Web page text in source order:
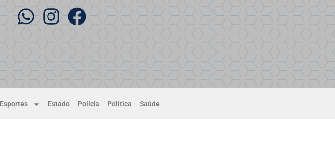
Esportes Estado Polícia Política Saúde